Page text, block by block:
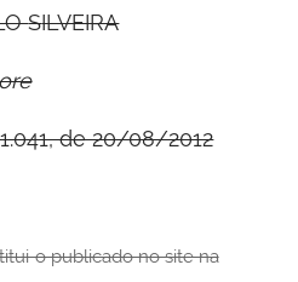
SILVEIRA
de 20/08/2012
o publicado no site na